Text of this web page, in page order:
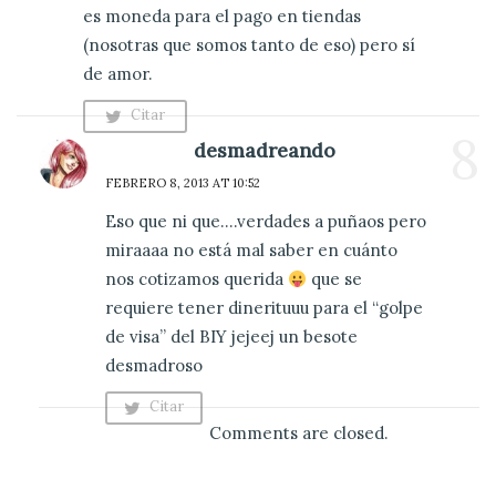
es moneda para el pago en tiendas
(nosotras que somos tanto de eso) pero sí
de amor.
Citar
Comentario
desmadreando
FEBRERO 8, 2013 AT 10:52
Eso que ni que….verdades a puñaos pero
miraaaa no está mal saber en cuánto
nos cotizamos querida
que se
requiere tener dinerituuu para el “golpe
de visa” del BIY jejeej un besote
desmadroso
Citar
Comentario
Comments are closed.